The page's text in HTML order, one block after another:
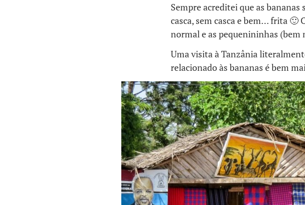
Sempre acreditei que as
casca, sem casca e bem… frita
normal e as pequenininhas (bem
Uma visita à Tanzânia
relacionado às bananas é bem